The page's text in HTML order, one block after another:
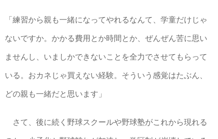
「練習から親も一緒になってやれるなんて、学童だけじゃ
ないですか。かかる費用とか時間とか、ぜんぜん苦に思い
ませんし、いましかできないことを全力でさせてもらって
いる。おカネじゃ買えない経験。そういう感覚はたぶん、
どの親も一緒だと思います」
さて、後に続く野球スクールや野球塾がこれから現れる